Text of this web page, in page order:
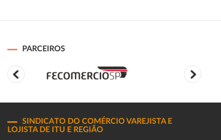
PARCEIROS
SINDICATO DO COMÉRCIO VAREJISTA E
LOJISTA DE ITU E REGIÃO